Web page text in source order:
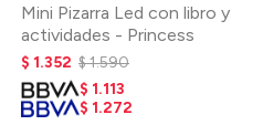
Mini Pizarra Led con libro y
actividades - Princess
$ 1.352 $1.590
$ 1.113
$ 1.272